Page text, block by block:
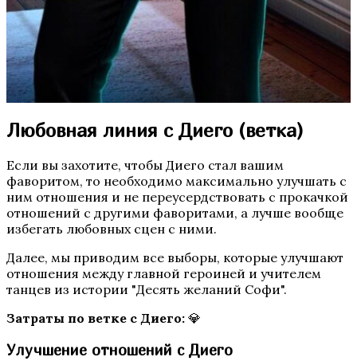
Бюро Параллельных Миров
Шифр Шекспира
Любовная линия с Диего (ветка)
Если вы захотите, чтобы Диего стал вашим
фаворитом, то необходимо максимально улучшать с
ним отношения и не переусердствовать с прокачкой
отношений с другими фаворитами, а лучше вообще
избегать любовных сцен с ними.
Далее, мы приводим все выборы, которые улучшают
отношения между главной героиней и учителем
танцев из истории "Десять желаний Софи".
Затраты по ветке с Диего: 💎
Улучшение отношений с Диего